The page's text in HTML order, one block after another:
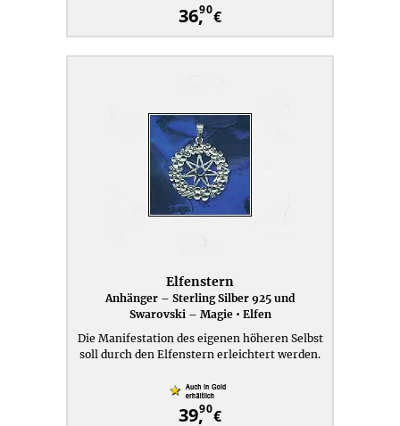
36,90€
Elfenstern
Anhänger – Sterling Silber 925 und
Swarovski – Magie • Elfen
Die Manifestation des eigenen höheren Selbst
soll durch den Elfenstern erleichtert werden.
39,90€